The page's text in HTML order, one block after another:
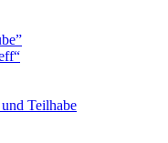
Teilhabe